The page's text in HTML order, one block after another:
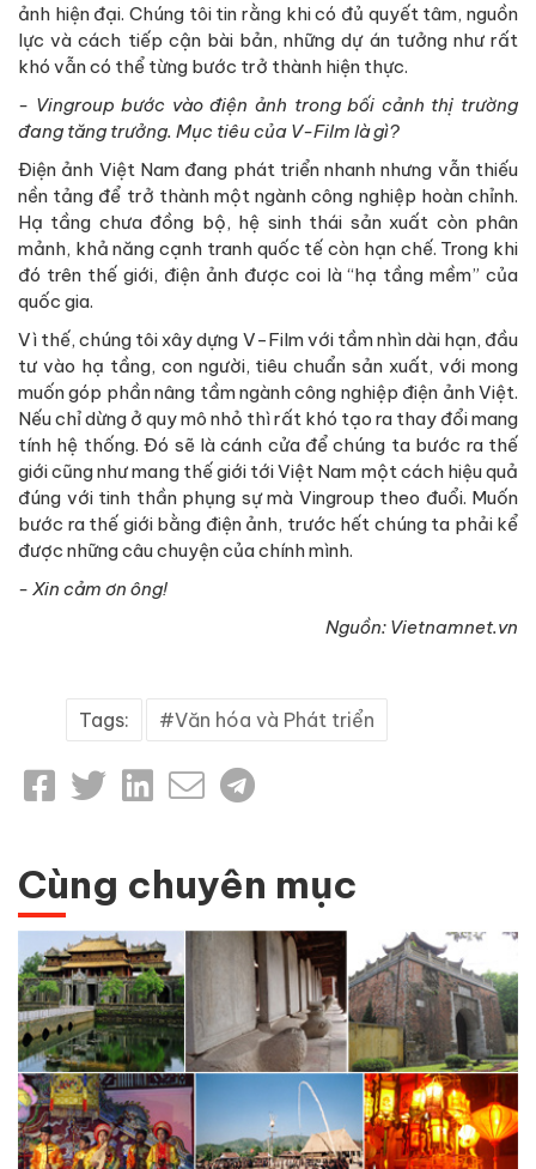
ảnh hiện đại. Chúng tôi tin rằng khi có đủ quyết tâm, nguồn
lực và cách tiếp cận bài bản, những dự án tưởng như rất
khó vẫn có thể từng bước trở thành hiện thực.
- Vingroup bước vào điện ảnh trong bối cảnh thị trường
đang tăng trưởng. Mục tiêu của V-Film là gì?
Điện ảnh Việt Nam đang phát triển nhanh nhưng vẫn thiếu
nền tảng để trở thành một ngành công nghiệp hoàn chỉnh.
Hạ tầng chưa đồng bộ, hệ sinh thái sản xuất còn phân
mảnh, khả năng cạnh tranh quốc tế còn hạn chế. Trong khi
đó trên thế giới, điện ảnh được coi là “hạ tầng mềm” của
quốc gia.
Vì thế, chúng tôi xây dựng V-Film với tầm nhìn dài hạn, đầu
tư vào hạ tầng, con người, tiêu chuẩn sản xuất, với mong
muốn góp phần nâng tầm ngành công nghiệp điện ảnh Việt.
Nếu chỉ dừng ở quy mô nhỏ thì rất khó tạo ra thay đổi mang
tính hệ thống. Đó sẽ là cánh cửa để chúng ta bước ra thế
giới cũng như mang thế giới tới Việt Nam một cách hiệu quả
đúng với tinh thần phụng sự mà Vingroup theo đuổi. Muốn
bước ra thế giới bằng điện ảnh, trước hết chúng ta phải kể
được những câu chuyện của chính mình.
- Xin cảm ơn ông!
Nguồn: Vietnamnet.vn
Tags: Văn hóa và Phát triển
Cùng chuyên mục